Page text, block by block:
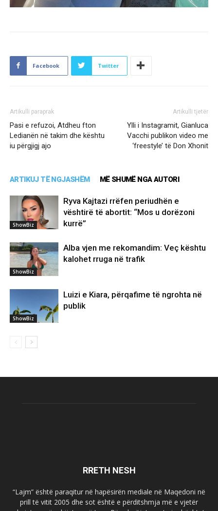
Facebook Twitter
Artikulli paraprak
Pasi e refuzoi, Atdheu fton
Ledianën në takim dhe kështu
iu përgjigj ajo
Artikulli tjetër
Ylli i Instagramit, Gianluca
Vacchi publikon video me
‘freestyle’ të Don Xhonit
ARTIKUJ TË NGJASHËM MË SHUMË NGA AUTORI
ShowBiz
Ryva Kajtazi rrëfen periudhën e
vështirë të abortit: “Mos u dorëzoni
kurrë”
ShowBiz
Alba vjen me rekomandim: Veç kështu
kalohet rruga në trafik
ShowBiz
Luizi e Kiara, përqafime të ngrohta në
publik
RRETH NESH
“Lajm” është paraqitur në hapësirën mediale në Maqedoni në
prill të vitit 2005 dhe sot është e përditshmja më e vjetër